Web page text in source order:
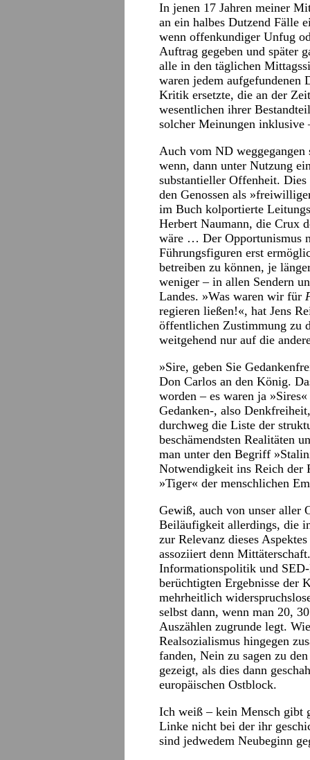
In jenen 17 Jahren meiner
an ein halbes Dutzend Fälle
wenn offenkundiger Unfug
Auftrag gegeben und später
alle in den täglichen
waren jedem aufgefundenen
Kritik ersetzte, die an der
wesentlichen ihrer
solcher Meinungen inklusive
Auch vom ND
wenn, dann unter Nutzung
substantieller Offenheit.
den Genossen als
im Buch kolportierte
Herbert Naumann, die Crux
wäre … Der Opportunismus
Führungsfiguren erst
betreiben zu können, je
weniger – in allen Sendern
Landes. »Was waren wir für
regieren ließen!«, hat Jens
öffentlichen Zustimmung zu
weitgehend nur auf die
»Sire, geben Sie
Don Carlos an den König.
worden – es waren ja
Gedanken-, also
durchweg die Liste der
beschämendsten Realitäten
man unter den Begriff
Notwendigkeit ins Reich der
»Tiger« der menschlichen
Gewiß, auch von unser aller
Beiläufigkeit allerdings, die
zur Relevanz dieses
assoziiert denn
Informationspolitik und
berüchtigten Ergebnisse der
mehrheitlich
selbst dann, wenn man 20,
Auszählen zugrunde legt.
Realsozialismus hingegen
fanden, Nein zu sagen zu
gezeigt, als dies dann
europäischen Ostblock.
Ich weiß – kein Mensch gibt
Linke nicht bei der ihr
sind jedwedem Neubeginn